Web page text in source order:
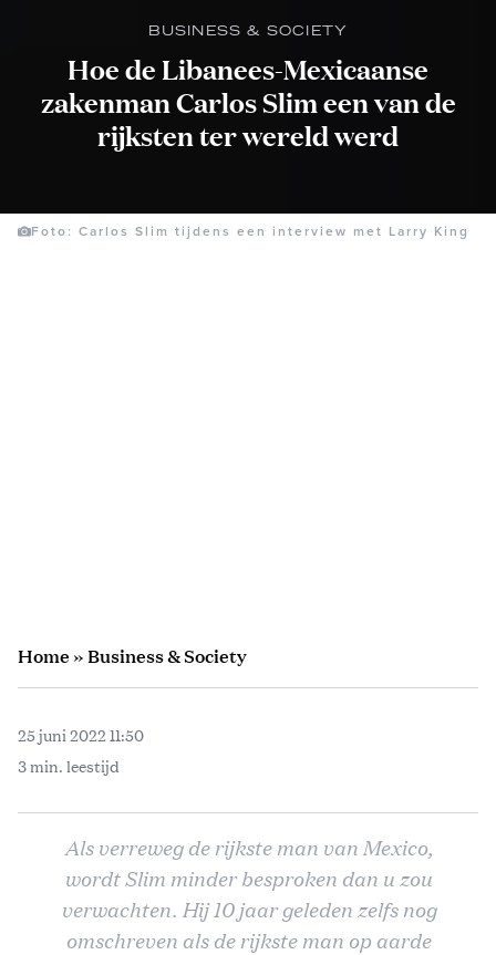
BUSINESS & SOCIETY
Hoe de Libanees-Mexicaanse
zakenman Carlos Slim een van de
rijksten ter wereld werd
Foto: Carlos Slim tijdens een interview met Larry King
Home»Business & Society
25 juni 2022 11:50
3 min. leestijd
Als verreweg de rijkste man van Mexico,
wordt Slim minder besproken dan u zou
verwachten. Hij 10 jaar geleden zelfs nog
omschreven als de rijkste man op aarde